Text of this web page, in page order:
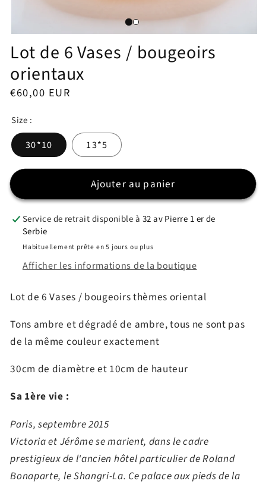
le
média
dans
une
fenêtre
modale
Lot de 6 Vases / bougeoirs
orientaux
Prix
€60,00 EUR
Size :
30*10 13*5
Ajouter au panier
Service de retrait disponible à 32 av Pierre 1 er de
Serbie
Habituellement prête en 5 jours ou plus
Afficher les informations de la boutique
Lot de 6 Vases / bougeoirs thèmes oriental
Tons ambre et dégradé de ambre, tous ne sont pas
de la même couleur exactement
30cm de diamètre et 10cm de hauteur
Sa 1ère vie :
Paris, septembre 2015
Victoria et Jérôme se marient, dans le cadre
prestigieux de l'ancien hôtel particulier de Roland
Bonaparte, le Shangri-La. Ce palace aux pieds de la